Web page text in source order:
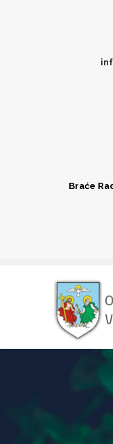
Braće